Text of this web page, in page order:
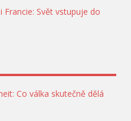
Francie: Svět vstupuje do
Co válka skutečně dělá